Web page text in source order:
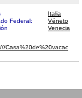
Italia
Federal:
Véneto
Venecia
Casa%20de%20vacac​